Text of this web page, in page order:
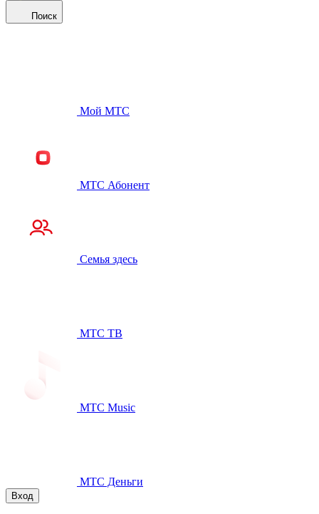
Поиск
Мой МТС
МТС Абонент
Семья здесь
МТС ТВ
МТС Music
МТС Деньги
Вход